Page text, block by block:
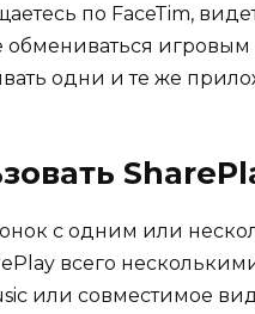
по FaceTim,
одни и те же
с одним или
всего
или совместимое